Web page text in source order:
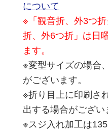
について
※「観音折、外3つ
折、外6つ折」は日
ます。
※変型サイズの場合
がございます。
※折り目上に印刷さ
出する場合がござい
※スジ入れ加工は